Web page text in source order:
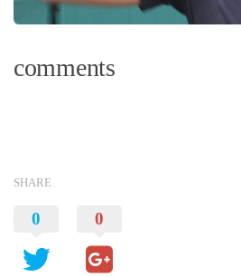
comments
SHARE
0 0